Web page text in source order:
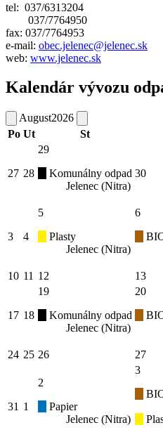
tel: 037/6313204
037/7764950
fax: 037/7764953
e-mail: obec.jelenec@jelenec.sk
web: www.jelenec.sk
Kalendár vývozu
August2026
Po Ut St
27 28
29
Komunálny odpad
Jelenec (Nitra)
30
3 4
5
Plasty
Jelenec (Nitra)
6
10 11 12 13
17 18
19
Komunálny odpad
Jelenec (Nitra)
20
24 25 26 27
31 1
2
Papier
Jelenec (Nitra)
3